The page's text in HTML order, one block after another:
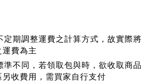
定期調整運費之計算方式，故實際將
運費為主
準不同，若領取包與時，欲收取商品
收費用，需買家自行支付